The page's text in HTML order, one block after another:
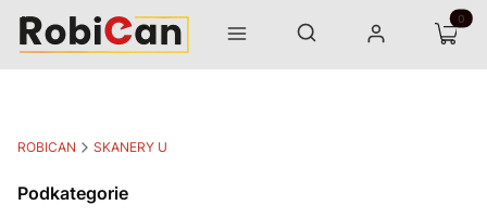
Menu Otwórz wyszukiwarkę
Szukaj Zaloguj się Koszyk
ROBICAN SKANERY U
Podkategorie